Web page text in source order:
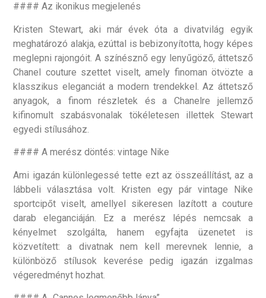
#### Az ikonikus megjelenés
Kristen Stewart, aki már évek óta a divatvilág egyik
meghatározó alakja, ezúttal is bebizonyította, hogy képes
meglepni rajongóit. A színésznő egy lenyűgöző, áttetsző
Chanel couture szettet viselt, amely finoman ötvözte a
klasszikus eleganciát a modern trendekkel. Az áttetsző
anyagok, a finom részletek és a Chanelre jellemző
kifinomult szabásvonalak tökéletesen illettek Stewart
egyedi stílusához.
#### A merész döntés: vintage Nike
Ami igazán különlegessé tette ezt az összeállítást, az a
lábbeli választása volt. Kristen egy pár vintage Nike
sportcipőt viselt, amellyel sikeresen lazított a couture
darab eleganciáján. Ez a merész lépés nemcsak a
kényelmet szolgálta, hanem egyfajta üzenetet is
közvetített: a divatnak nem kell merevnek lennie, a
különböző stílusok keverése pedig igazán izgalmas
végeredményt hozhat.